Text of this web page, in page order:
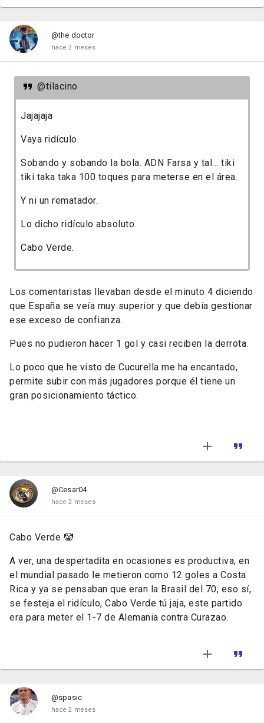
@the doctor
hace 2 meses
@tilacino
Jajajaja
Vaya ridículo.
Sobando y sobando la bola. ADN Farsa y tal... tiki
tiki taka taka 100 toques para meterse en el área.
Y ni un rematador.
Lo dicho ridículo absoluto.
Cabo Verde.
Los comentaristas llevaban desde el minuto 4 diciendo
que España se veía muy superior y que debía gestionar
ese exceso de confianza.
Pues no pudieron hacer 1 gol y casi reciben la derrota.
Lo poco que he visto de Cucurella me ha encantado,
permite subir con más jugadores porque él tiene un
gran posicionamiento táctico.
@Cesar04
hace 2 meses
Cabo Verde 🤡
A ver, una despertadita en ocasiones es productiva, en
el mundial pasado le metieron como 12 goles a Costa
Rica y ya se pensaban que eran la Brasil del 70, eso sí,
se festeja el ridículo, Cabo Verde tú jaja, este partido
era para meter el 1-7 de Alemania contra Curazao.
@spasic
hace 2 meses